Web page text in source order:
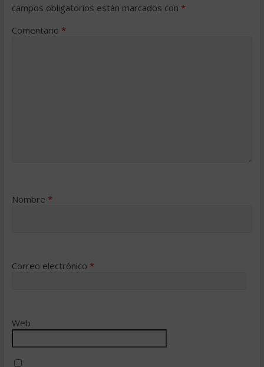
campos obligatorios están marcados con *
Comentario *
Nombre *
Correo electrónico *
Web